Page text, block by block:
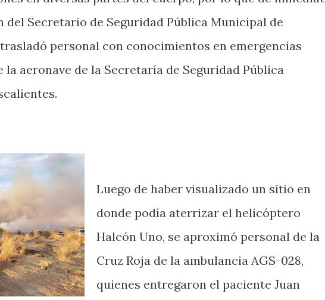
Secretario de Seguridad Pública Municipal de
personal con conocimientos en emergencias
la aeronave de la Secretaría de Seguridad Pública
Luego de haber visualizado un sitio en
donde podía aterrizar el helicóptero
Halcón Uno, se aproximó personal de la
Cruz Roja de la ambulancia AGS-028,
quienes entregaron el paciente Juan